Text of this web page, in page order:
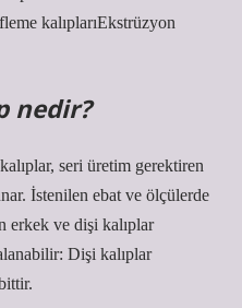
kalıplarıEkstrüzyon
nedir?
seri üretim gerektiren
İstenilen ebat ve ölçülerde
erkek ve dişi kalıplar
Dişi kalıplar